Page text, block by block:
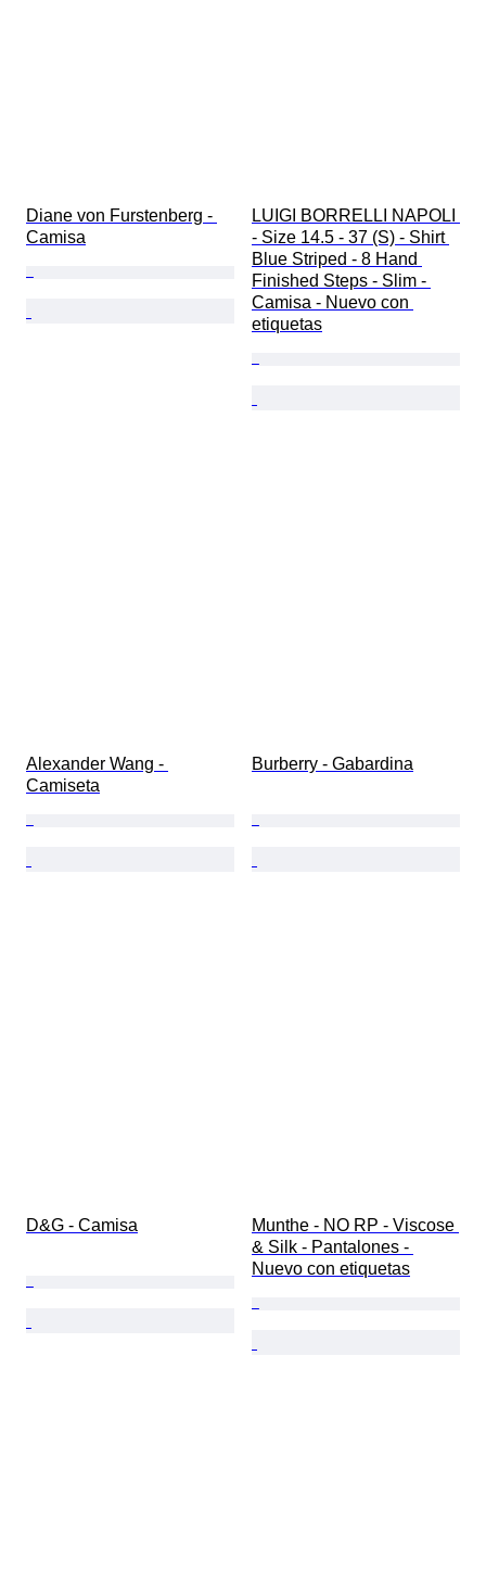
Diane von Furstenberg -
Camisa
LUIGI BORRELLI NAPOLI
- Size 14.5 - 37 (S) - Shirt
Blue Striped - 8 Hand
Finished Steps - Slim -
Camisa - Nuevo con
etiquetas
Alexander Wang -
Camiseta
Burberry - Gabardina
D&G - Camisa
Munthe - NO RP - Viscose
& Silk - Pantalones -
Nuevo con etiquetas